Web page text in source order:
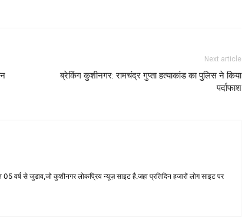
Next article
ब्रेकिंग कुशीनगर: रामचंद्र गुप्ता हत्याकांड का पुलिस ने किया
पर्दाफाश
वर्ष से जुडाव,जो कुशीनगर लोकप्रिय न्यूज़ साइट है.जहा प्रतिदिन हजारों लोग साइट पर